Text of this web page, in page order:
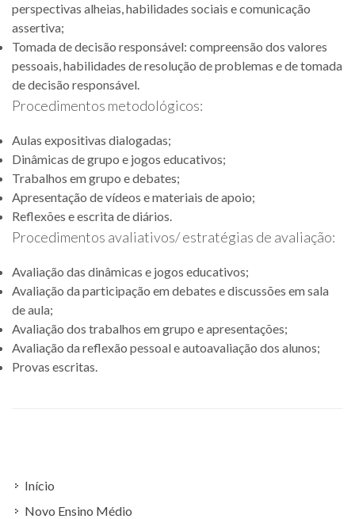
perspectivas alheias, habilidades sociais e comunicação
assertiva;
Tomada de decisão responsável: compreensão dos valores
pessoais, habilidades de resolução de problemas e de tomada
de decisão responsável.
Procedimentos metodológicos:
Aulas expositivas dialogadas;
Dinâmicas de grupo e jogos educativos;
Trabalhos em grupo e debates;
Apresentação de vídeos e materiais de apoio;
Reflexões e escrita de diários.
Procedimentos avaliativos/ estratégias de avaliação:
Avaliação das dinâmicas e jogos educativos;
Avaliação da participação em debates e discussões em sala
de aula;
Avaliação dos trabalhos em grupo e apresentações;
Avaliação da reflexão pessoal e autoavaliação dos alunos;
Provas escritas.
Início
Novo Ensino Médio